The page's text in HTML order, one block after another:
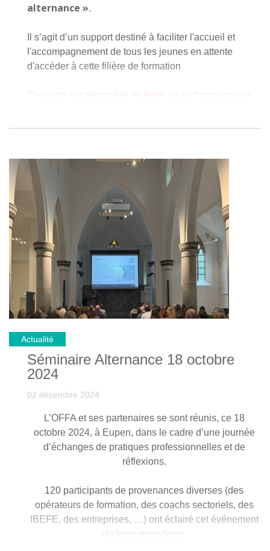
alternance ».
Il s’agit d’un support destiné à faciliter l'accueil et
l'accompagnement de tous les jeunes en attente
d'accéder à cette filière de formation
Ce guide est disponible en ligne
ou en format papier
Actualité
Séminaire Alternance 18 octobre
2024
02 décembre 2024
L’OFFA et ses partenaires se sont réunis, ce 18
octobre 2024, à Eupen, dans le cadre d’une journée
d’échanges de pratiques professionnelles et de
réflexions.
120 participants de provenances diverses (des
opérateurs de formation, des coachs sectoriels, des
IBEFE, des entreprises, …) ont éclairé cet événement
de leurs expertises.